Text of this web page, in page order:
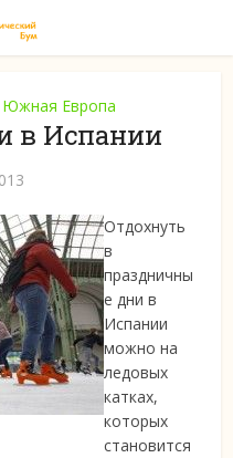
Южная Европа
в Испании
Отдохнуть
в
праздничны
е дни в
Испании
можно на
ледовых
катках,
которых
становится